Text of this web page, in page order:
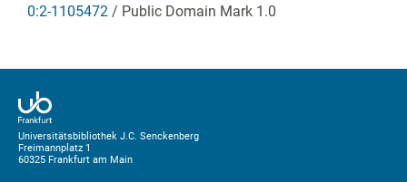
0:2-1105472 / Public Domain Mark 1.0
Universitätsbibliothek J.C. Senckenberg
Freimannplatz 1
60325 Frankfurt am Main